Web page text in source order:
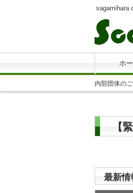
sagamihara
ホ
内部団体の
【
最新情